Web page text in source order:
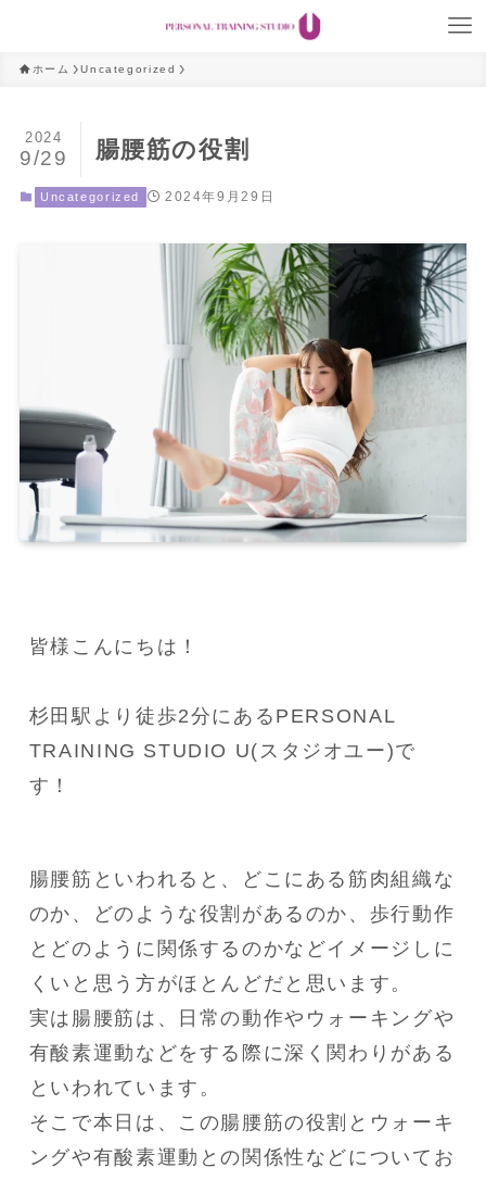
ホーム Uncategorized
腸腰筋の役割
2024
9/29
Uncategorized 2024年9月29日
皆様こんにちは！
杉田駅より徒歩2分にあるPERSONAL
TRAINING STUDIO U(スタジオユー)で
す！
腸腰筋といわれると、どこにある筋肉組織な
のか、どのような役割があるのか、歩行動作
とどのように関係するのかなどイメージしに
くいと思う方がほとんどだと思います。
実は腸腰筋は、日常の動作やウォーキングや
有酸素運動などをする際に深く関わりがある
といわれています。
そこで本日は、この腸腰筋の役割とウォーキ
ングや有酸素運動との関係性などについてお